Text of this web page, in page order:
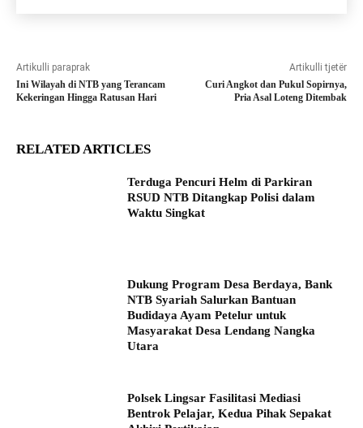
Artikulli paraprak
Ini Wilayah di NTB yang Terancam
Kekeringan Hingga Ratusan Hari
Artikulli tjetër
Curi Angkot dan Pukul Sopirnya,
Pria Asal Loteng Ditembak
RELATED ARTICLES
Terduga Pencuri Helm di Parkiran
RSUD NTB Ditangkap Polisi dalam
Waktu Singkat
Dukung Program Desa Berdaya, Bank
NTB Syariah Salurkan Bantuan
Budidaya Ayam Petelur untuk
Masyarakat Desa Lendang Nangka
Utara
Polsek Lingsar Fasilitasi Mediasi
Bentrok Pelajar, Kedua Pihak Sepakat